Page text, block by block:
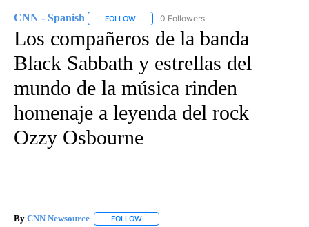
CNN - Spanish FOLLOW FOLLOW "CNN - SPANISH" TO RECEIVE
0 Followers
Los compañeros de la banda
Black Sabbath y estrellas del
mundo de la música rinden
homenaje a leyenda del rock
Ozzy Osbourne
By CNN Newsource FOLLOW